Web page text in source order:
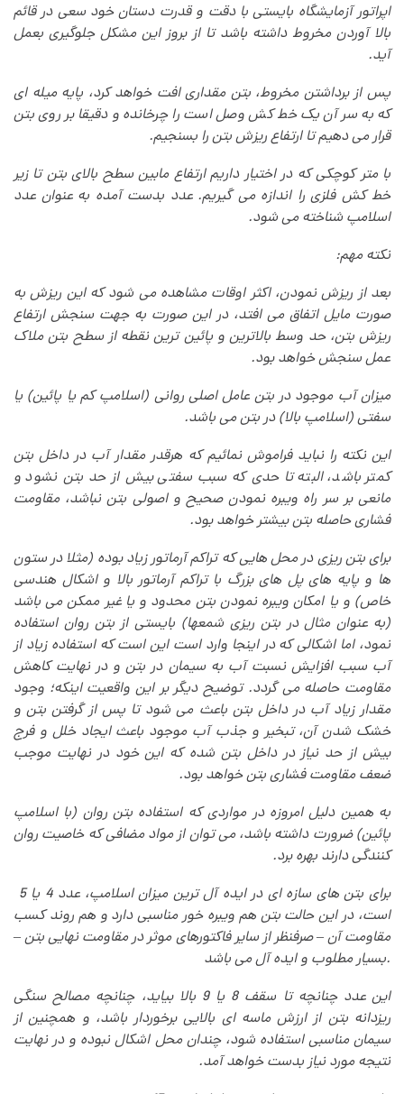
اپراتور آزمایشگاه بایستی با دقت و قدرت دستان خود سعی در قائم
بالا آوردن مخروط داشته باشد تا از بروز این مشکل جلوگیری بعمل
آید.
پس از برداشتن مخروط، بتن مقداری افت خواهد کرد، پایه میله ای
که به سر آن یک خط کش وصل است را چرخانده و دقیقا بر روی بتن
قرار می دهیم تا ارتفاع ریزش بتن را بسنجیم.
با متر کوچکی که در اختیار داریم ارتفاع مابین سطح بالای بتن تا زیر
خط کش فلزی را اندازه می گیریم. عدد بدست آمده به عنوان عدد
اسلامپ شناخته می شود.
نکته مهم:
بعد از ریزش نمودن، اکثر اوقات مشاهده می شود که این ریزش به
صورت مایل اتفاق می افتد، در این صورت به جهت سنجش ارتفاع
ریزش بتن، حد وسط بالاترین و پائین ترین نقطه از سطح بتن ملاک
عمل سنجش خواهد بود.
میزان آب موجود در بتن عامل اصلی روانی (اسلامپ کم یا پائین) یا
سفتی (اسلامپ بالا) در بتن می باشد.
این نکته را نباید فراموش نمائیم که هرقدر مقدار آب در داخل بتن
کمتر باشد، البته تا حدی که سبب سفتی بیش از حد بتن نشود و
مانعی بر سر راه ویبره نمودن صحیح و اصولی بتن نباشد، مقاومت
فشاری حاصله بتن بیشتر خواهد بود.
برای بتن ریزی در محل هایی که تراکم آرماتور زیاد بوده (مثلا در ستون
ها و پایه های پل های بزرگ با تراکم آرماتور بالا و اشکال هندسی
خاص) و یا امکان ویبره نمودن بتن محدود و یا غیر ممکن می باشد
(به عنوان مثال در بتن ریزی شمعها) بایستی از بتن روان استفاده
نمود، اما اشکالی که در اینجا وارد است این است که استفاده زیاد از
آب سبب افزایش نسبت آب به سیمان در بتن و در نهایت کاهش
مقاومت حاصله می گردد. توضیح دیگر بر این واقعیت اینکه؛ وجود
مقدار زیاد آب در داخل بتن باعث می شود تا پس از گرفتن بتن و
خشک شدن آن، تبخیر و جذب آب موجود باعث ایجاد خلل و فرج
بیش از حد نیاز در داخل بتن شده که این خود در نهایت موجب
ضعف مقاومت فشاری بتن خواهد بود.
به همین دلیل امروزه در مواردی که استفاده بتن روان (با اسلامپ
پائین) ضرورت داشته باشد، می توان از مواد مضافی که خاصیت روان
کنندگی دارند بهره برد.
برای بتن های سازه ای در ایده آل ترین میزان اسلامپ، عدد 4 یا 5
است، در این حالت بتن هم ویبره خور مناسبی دارد و هم روند کسب
مقاومت آن – صرفنظر از سایر فاکتورهای موثر در مقاومت نهایی بتن –
بسیار مطلوب و ایده آل می باشد.
این عدد چنانچه تا سقف 8 یا 9 بالا بیاید، چنانچه مصالح سنگی
ریزدانه بتن از ارزش ماسه ای بالایی برخوردار باشد، و همچنین از
سیمان مناسبی استفاده شود، چندان محل اشکال نبوده و در نهایت
نتیجه مورد نیاز بدست خواهد آمد.